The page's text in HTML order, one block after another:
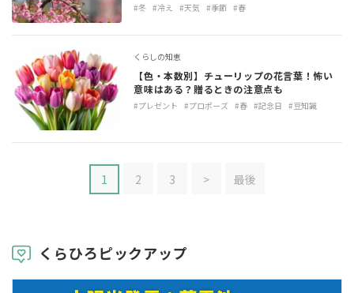
#冬 #冷え #天気 #季節 #春
くらしの知恵
【色・本数別】チューリップの花言葉！怖い
意味はある？贈るときの注意点も
#プレゼント #プロポーズ #春 #記念日 #豆知識
1 2 3 > 最後
くらひろピックアップ